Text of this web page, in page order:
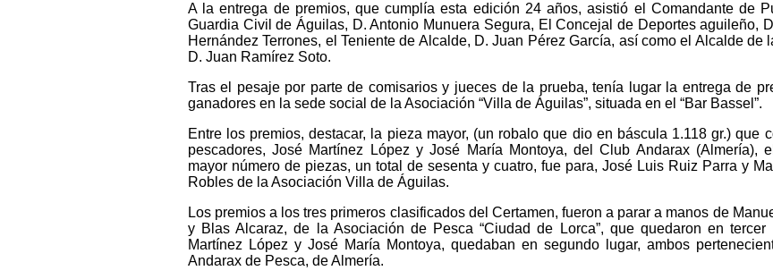
A la entrega de premios, que cumplía esta edición 24 años, asistió el Comandante de
Guardia Civil de Águilas, D. Antonio Munuera Segura, El Concejal de Deportes aguileño,
Hernández Terrones, el Teniente de Alcalde, D. Juan Pérez García, así como el Alcalde de
D. Juan Ramírez Soto.
Tras el pesaje por parte de comisarios y jueces de la prueba, tenía lugar la entrega de
ganadores en la sede social de la Asociación “Villa de Águilas”, situada en el “Bar Bassel”.
Entre los premios, destacar, la pieza mayor, (un robalo que dio en báscula 1.118 gr.) que
pescadores, José Martínez López y José María Montoya, del Club Andarax (Almería),
mayor número de piezas, un total de sesenta y cuatro, fue para, José Luis Ruiz Parra y
Robles de la Asociación Villa de Águilas.
Los premios a los tres primeros clasificados del Certamen, fueron a parar a manos de
y Blas Alcaraz, de la Asociación de Pesca “Ciudad de Lorca”, que quedaron en tercer
Martínez López y José María Montoya, quedaban en segundo lugar, ambos
Andarax de Pesca, de Almería.